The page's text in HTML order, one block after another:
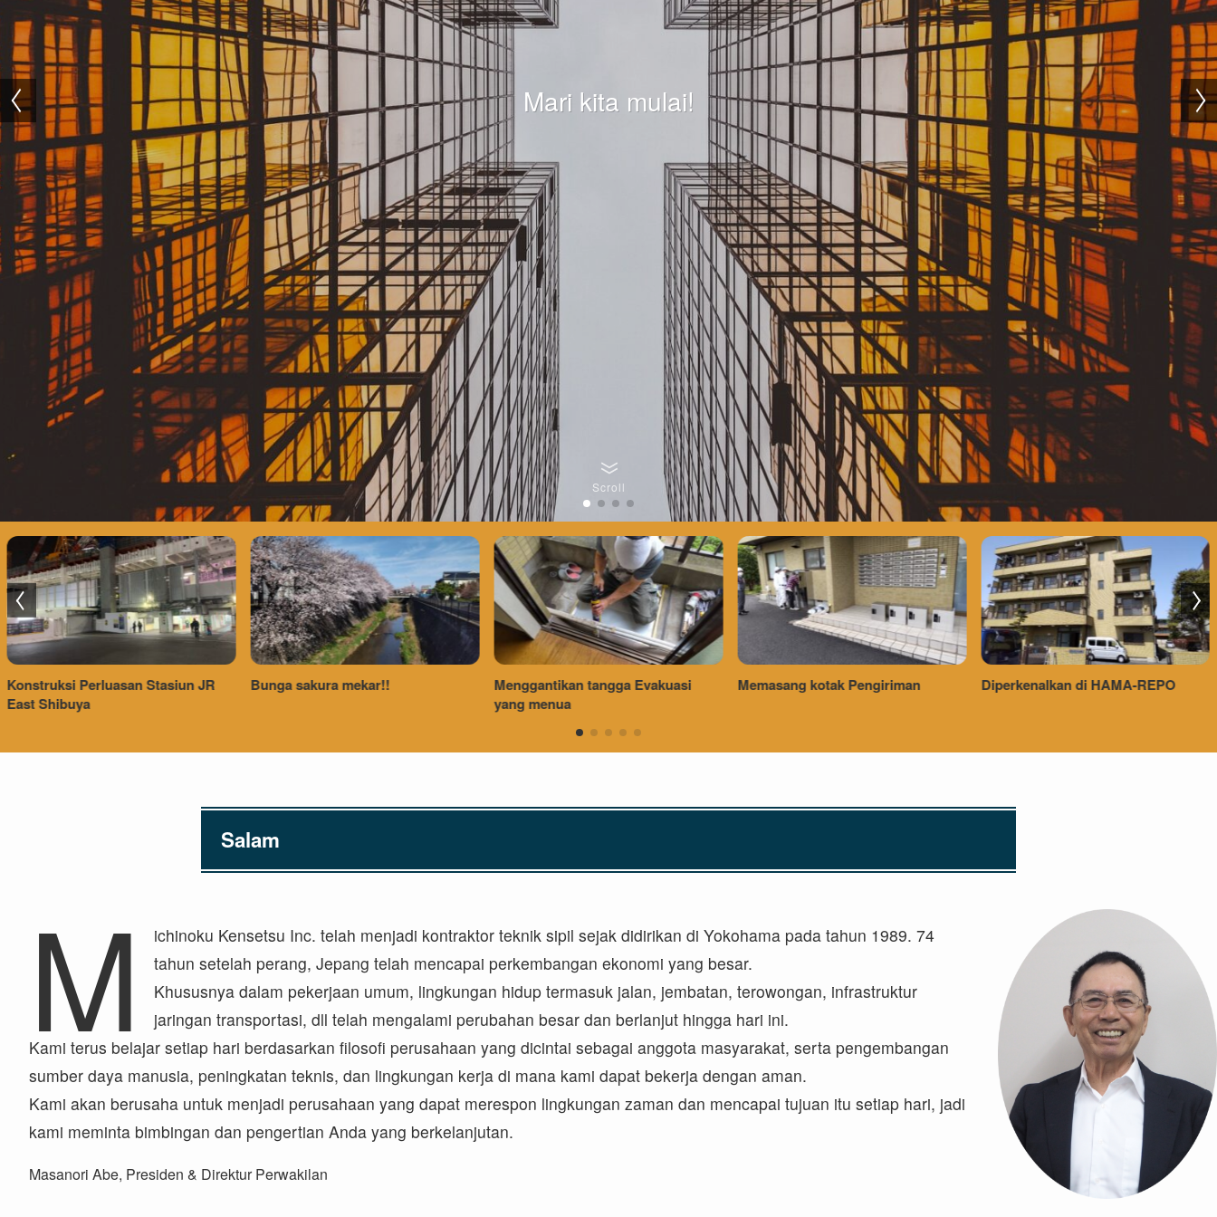
Mari kita mulai!
Scroll
Bunga sakura mekar!!
Menggantikan tangga Evakuasi
Memasang kotak Pengiriman Diperkenalkan di HAMA-REPO
Konstruksi Perluasan Stasiun JR
Salam
M
ichinoku Kensetsu Inc. telah menjadi kontraktor teknik sipil sejak didirikan di Yokohama pada tahun 1989. 74
tahun setelah perang, Jepang telah mencapai perkembangan ekonomi yang besar.
Khususnya dalam pekerjaan umum, lingkungan hidup termasuk jalan, jembatan, terowongan, infrastruktur
jaringan transportasi, dll telah mengalami perubahan besar dan berlanjut hingga hari ini.
Kami terus belajar setiap hari berdasarkan filosofi perusahaan yang dicintai sebagai anggota masyarakat, serta pengembangan
sumber daya manusia, peningkatan teknis, dan lingkungan kerja di mana kami dapat bekerja dengan aman.
Kami akan berusaha untuk menjadi perusahaan yang dapat merespon lingkungan zaman dan mencapai tujuan itu setiap hari, jadi
kami meminta bimbingan dan pengertian Anda yang berkelanjutan.
Masanori Abe, Presiden & Direktur Perwakilan